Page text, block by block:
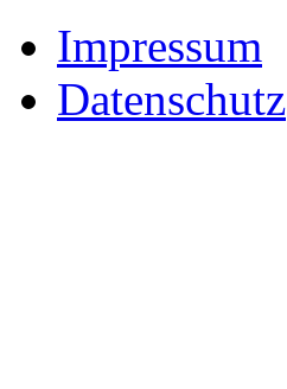
Impressum
Datenschutz